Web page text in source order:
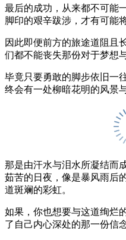
最后的成功，从来都不可能
脚印的艰辛跋涉，才有可能
因此即便前方的旅途道阻且
们都不能丧失那份对于梦想
毕竟只要勇敢的脚步依旧一
终会有一处柳暗花明的风景
那是由汗水与泪水所凝结而
茹苦的日夜，像是暴风雨后
道斑斓的彩虹。
如果，你也想要与这道绚烂
了自己内心深处的那一份信